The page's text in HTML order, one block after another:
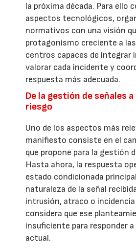
la próxima década. Para ello
aspectos tecnológicos,
normativos con una visión
protagonismo creciente a
centros capaces de integrar
valorar cada incidente y
respuesta más adecuada.
De la gestión de señales
riesgo
Uno de los aspectos más
manifiesto consiste en el
que propone para la gestión
Hasta ahora, la respuesta
estado condicionada
naturaleza de la señal
intrusión, atraco o incidencia
considera que ese
insuficiente para responder a
actual.